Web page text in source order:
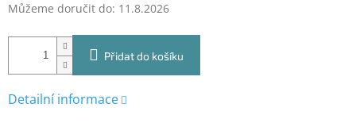
Můžeme doručit do: 11.8.2026
Přidat do košíku
Detailní informace